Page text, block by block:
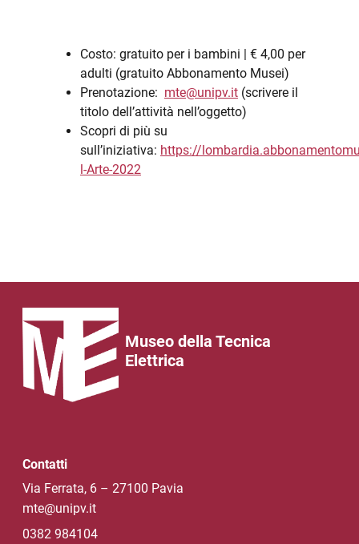
Costo: gratuito per i bambini | € 4,00 per
adulti (gratuito Abbonamento Musei)
Prenotazione: mte@unipv.it (scrivere il
titolo dell’attività nell’oggetto)
Scopri di più su
sull’iniziativa: https://
l-Arte-2022
Museo della Tecnica
Elettrica
Contatti
Via Ferrata, 6 – 27100 Pavia
mte@unipv.it
0382 984104